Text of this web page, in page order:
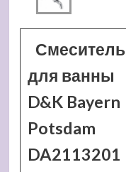
Смеситель
для ванны
D&K Bayern
Potsdam
DA2113201